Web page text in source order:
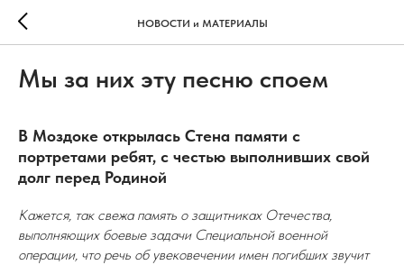
НОВОСТИ и МАТЕРИАЛЫ
Мы за них эту песню споем
В Моздоке открылась Стена памяти с
портретами ребят, с честью выполнивших свой
долг перед Родиной
Кажется, так свежа память о защитниках Отечества,
выполняющих боевые задачи Специальной военной
операции, что речь об увековечении имен погибших звучит